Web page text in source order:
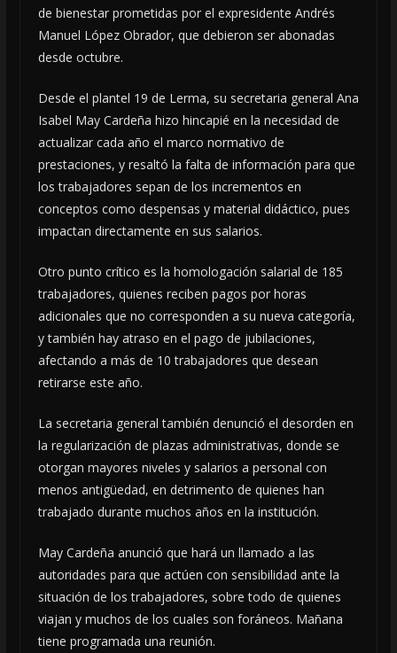
de bienestar prometidas por el expresidente Andrés
Manuel López Obrador, que debieron ser abonadas
desde octubre.
Desde el plantel 19 de Lerma, su secretaria general Ana
Isabel May Cardeña hizo hincapié en la necesidad de
actualizar cada año el marco normativo de
prestaciones, y resaltó la falta de información para que
los trabajadores sepan de los incrementos en
conceptos como despensas y material didáctico, pues
impactan directamente en sus salarios.
Otro punto crítico es la homologación salarial de 185
trabajadores, quienes reciben pagos por horas
adicionales que no corresponden a su nueva categoría,
y también hay atraso en el pago de jubilaciones,
afectando a más de 10 trabajadores que desean
retirarse este año.
La secretaria general también denunció el desorden en
la regularización de plazas administrativas, donde se
otorgan mayores niveles y salarios a personal con
menos antigüedad, en detrimento de quienes han
trabajado durante muchos años en la institución.
May Cardeña anunció que hará un llamado a las
autoridades para que actúen con sensibilidad ante la
situación de los trabajadores, sobre todo de quienes
viajan y muchos de los cuales son foráneos. Mañana
tiene programada una reunión.